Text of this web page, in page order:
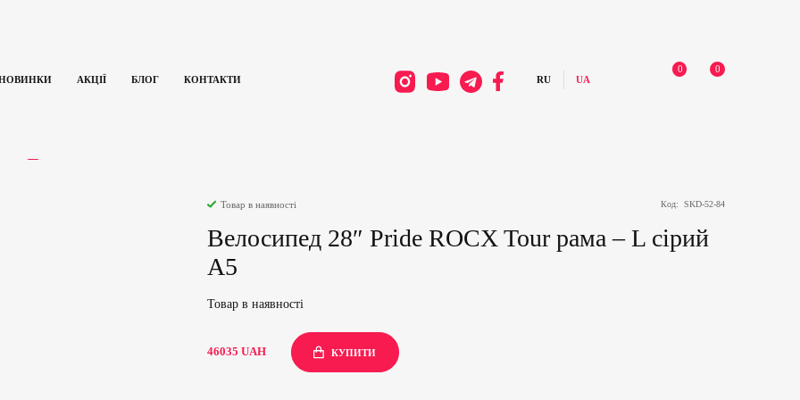
АКЦІЇ БЛОГ КОНТАКТИ
0 0
Товар в наявності Код: SKD-52-84
Велосипед 28″ Pride ROCX Tour рама – L сірий
A5
Товар в наявності
46035 UAH КУПИТИ